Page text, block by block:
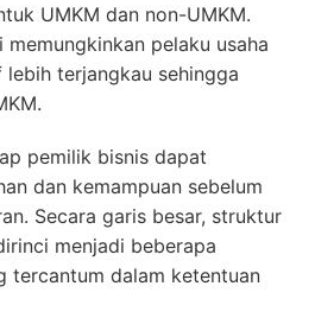
UMKM dan non-UMKM.
pelaku usaha
terjangkau sehingga
pemilik bisnis dapat
dan kemampuan sebelum
Secara garis besar, struktur
menjadi beberapa
tercantum dalam ketentuan